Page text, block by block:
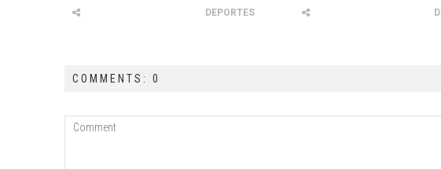
DEPORTES
COMMENTS: 0